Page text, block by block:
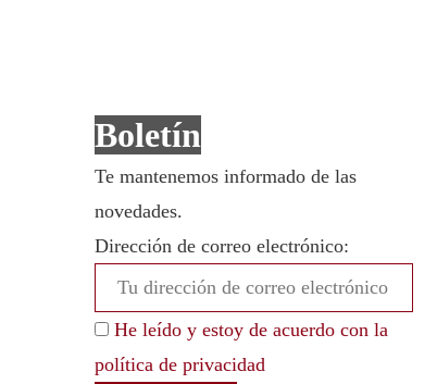
Boletín
Te mantenemos informado de las
novedades.
Dirección de correo electrónico:
He leído y estoy de acuerdo con la
política de privacidad